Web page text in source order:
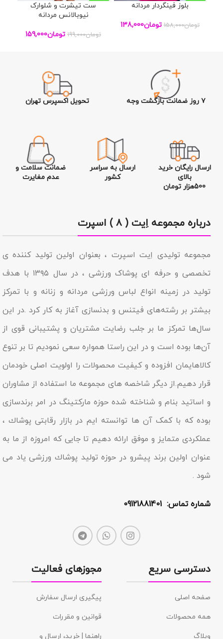
بلوز فینگردار مردانه
تومان158,000 تومان138,000
ست تیشرت و شلوارک
نیوبالانس مردانه
تومان199,000 تومان159,000
۷ روز ضمانت بازگشت وجه تحویل اکسپرس تهران
ارسال رایگان خرید
بالای
500هزار تومان
ارسال به سراسر
کشور
ضمانت سلامت و
عدم مغایرت
درباره مجموعه اِیت ( ۸ ) اسپرت
مجموعه تولیدى اِیت اسپرت ، بعنوان اولین تولید کننده ی
تخصصی و حرفه ای پوشاک ورزشی ، در سال ۱۳۹۵ با هدف
تولید در زمینه انواع لباس ورزشی مردانه و زنانه و با تمرکز
بیشتر بر رشته‌های فیتنس و بدنسازی آغاز به کار کرد .در این
سال‌ها تمرکز ما بر جلب رضایت مشتریان و پشتیبانی قوی از
آن‌ها بوده است و در این راستا همواره سعی نمودیم تا بر تنوع
کالاهایمان افزوده و کیفیت محصولات را اولویت اصلی خودمان
قرار دهیم.از دیگر شاخصه هاى مجموعه ما استفاده از مشاوران
و اساتید بنام و شناخته شده حوزه مارکتینگ در امر برندسازى
بوده که با کمک آن ها توانسته ایم در بازار رقابتى پوشاك ،
عملکردى متمایز و موفق ارائه دهیم تا جایى که امروزه از ما به
عنوان اولین برند پیشرو در حوزه تولید پوشاك ورزشی یاد مى
شود .
شماره تماس: 09121881401
دسترسی سریع
صفحه اصلی
همه محصولات
وبلاگ
مجوزهای فعالیت
پیگیری ارسال سفارش
قوانین و مقررات
راهنما | خرید، ارسال و